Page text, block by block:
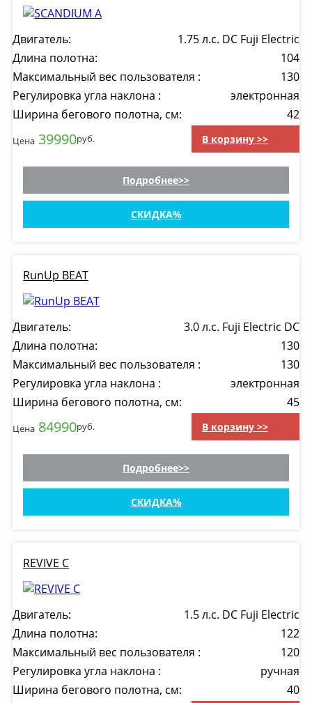
Двигатель:
1.75 л.с. DC Fuji Electric
Длина полотна:
104
Максимальный вес пользователя :
130
Регулировка угла наклона :
электронная
Ширина бегового полотна, см:
42
Цена 39990руб. В корзину >>
Подробнее
СКИДКА
RunUp BEAT
Двигатель:
3.0 л.с. Fuji Electric DC
Длина полотна:
130
Максимальный вес пользователя :
130
Регулировка угла наклона :
электронная
Ширина бегового полотна, см:
45
Цена 84990руб. В корзину >>
Подробнее
СКИДКА
REVIVE C
Двигатель:
1.5 л.с. DC Fuji Electric
Длина полотна:
122
Максимальный вес пользователя :
120
Регулировка угла наклона :
ручная
Ширина бегового полотна, см:
40